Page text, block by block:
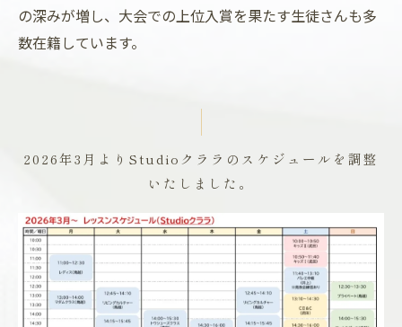
の深みが増し、大会での上位入賞を果たす生徒さんも多
数在籍しています。
2026年3月よりStudioクララのスケジュールを調整
いたしました。